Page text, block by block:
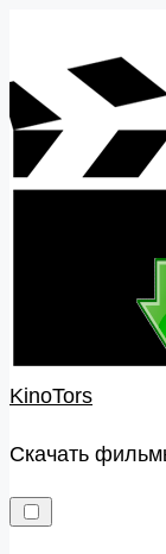
content
KinoTors
Скачать